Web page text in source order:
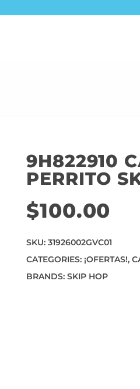
9H822910
PERRITO
$100.00
SKU: 31926002GVC01
CATEGORIES: ¡OFERTAS!,
BRANDS: SKIP HOP